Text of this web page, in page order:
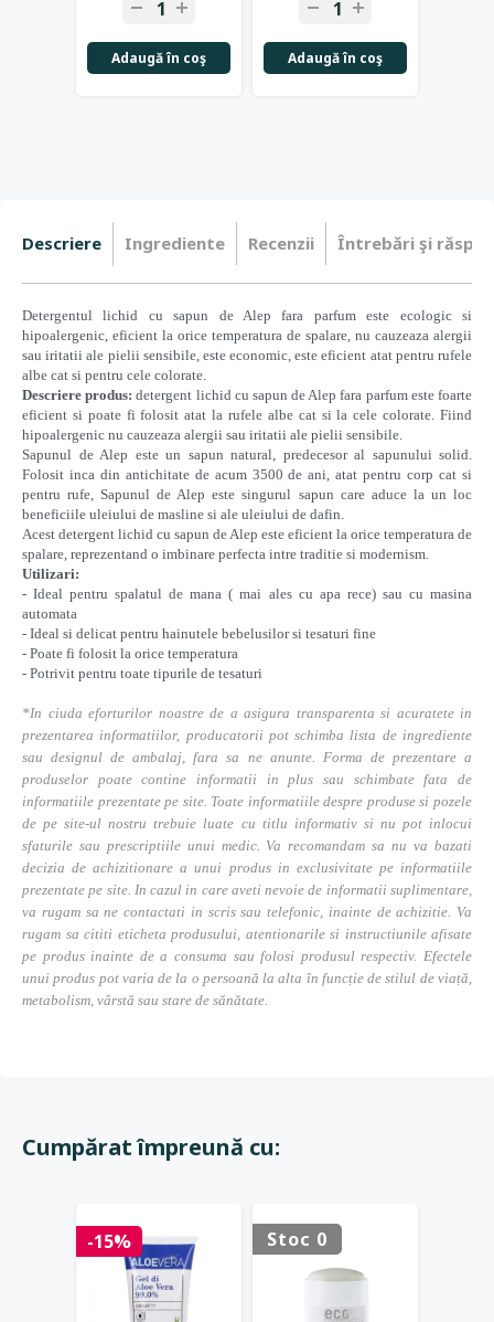
Adaugă în coş Adaugă în coş
+ +
Descriere Ingrediente Recenzii Întrebări şi
Detergentul lichid cu sapun de Alep fara parfum este ecologic si
hipoalergenic, eficient la orice temperatura de spalare, nu cauzeaza alergii
sau iritatii ale pielii sensibile, este economic, este eficient atat pentru rufele
albe cat si pentru cele colorate.
Descriere produs: detergent lichid cu sapun de Alep fara parfum este foarte
eficient si poate fi folosit atat la rufele albe cat si la cele colorate. Fiind
hipoalergenic nu cauzeaza alergii sau iritatii ale pielii sensibile.
Sapunul de Alep este un sapun natural, predecesor al sapunului solid.
Folosit inca din antichitate de acum 3500 de ani, atat pentru corp cat si
pentru rufe, Sapunul de Alep este singurul sapun care aduce la un loc
beneficiile uleiului de masline si ale uleiului de dafin.
Acest detergent lichid cu sapun de Alep este eficient la orice temperatura de
spalare, reprezentand o imbinare perfecta intre traditie si modernism.
Utilizari:
- Ideal pentru spalatul de mana ( mai ales cu apa rece) sau cu masina
automata
- Ideal si delicat pentru hainutele bebelusilor si tesaturi fine
- Poate fi folosit la orice temperatura
- Potrivit pentru toate tipurile de tesaturi
*In ciuda eforturilor noastre de a asigura transparenta si acuratete in
prezentarea informatiilor, producatorii pot schimba lista de ingrediente
sau designul de ambalaj, fara sa ne anunte. Forma de prezentare a
produselor poate contine informatii in plus sau schimbate fata de
informatiile prezentate pe site. Toate informatiile despre produse si pozele
de pe site-ul nostru trebuie luate cu titlu informativ si nu pot inlocui
sfaturile sau prescriptiile unui medic. Va recomandam sa nu va bazati
decizia de achizitionare a unui produs in exclusivitate pe informatiile
prezentate pe site. In cazul in care aveti nevoie de informatii suplimentare,
va rugam sa ne contactati in scris sau telefonic, inainte de achizitie. Va
rugam sa cititi eticheta produsului, atentionarile si instructiunile afisate
pe produs inainte de a consuma sau folosi produsul respectiv. Efectele
unui produs pot varia de la o persoană la alta în funcție de stilul de viață,
metabolism, vârstă sau stare de sănătate.
Cumpărat împreună cu:
-15% Stoc 0